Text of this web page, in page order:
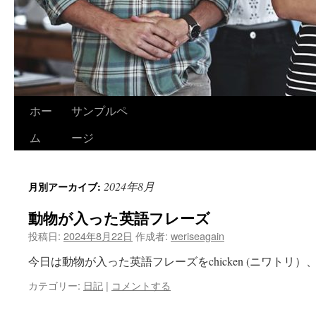
ホー
ム
サンプルペ
ージ
月別アーカイブ: 2024年8月
動物が入った英語フレーズ
投稿日: 2024年8月22日 作成者: weriseagain
今日は動物が入った英語フレーズをchicken (ニワトリ）
カテゴリー: 日記 | コメントする